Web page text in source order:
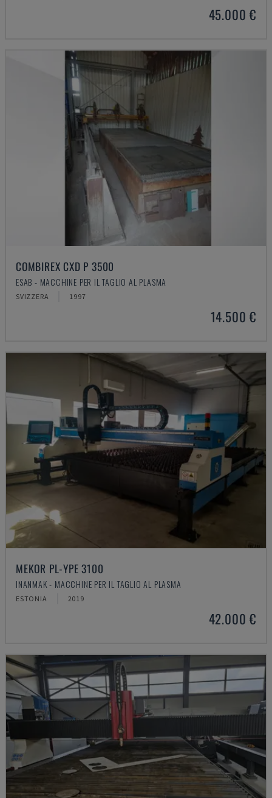
45.000 €
COMBIREX CXD P 3500
ESAB - MACCHINE PER IL TAGLIO AL PLASMA
SVIZZERA 1997
14.500 €
MEKOR PL-YPE 3100
INANMAK - MACCHINE PER IL TAGLIO AL PLASMA
ESTONIA 2019
42.000 €